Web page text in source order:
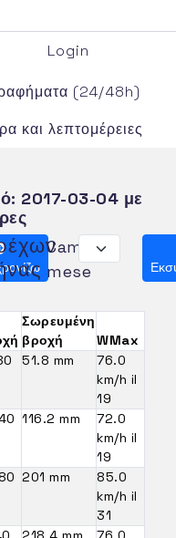
Login
(24/48h)
και λεπτομέρειες
2017-03-04 με
Cambia
mese
Σωρευμένη
βροχή
WMax
51.8 mm
76.0
km/h il
19
116.2 mm
72.0
km/h il
19
201 mm
85.0
km/h il
31